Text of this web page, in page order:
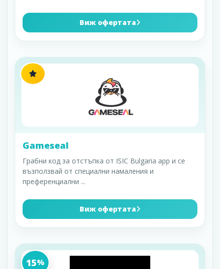
Виж офертата
Gameseal
Грабни код за отстъпка от ISIC Bulgaria app и се
възползвай от специални намаления и
преференциални ...
Виж офертата
15%